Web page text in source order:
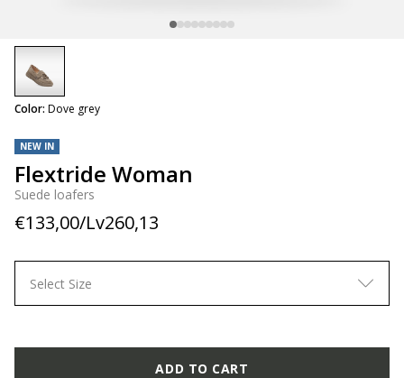
NEW IN
Flextride Woman
Suede loafers
€133,00/Lv260,13
Color: Dove grey
selected
Select Size
ADD TO CART